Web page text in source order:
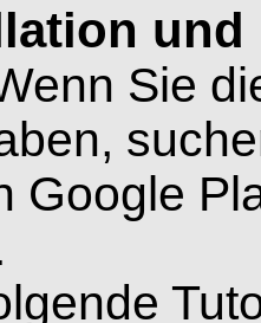
Sie
Google